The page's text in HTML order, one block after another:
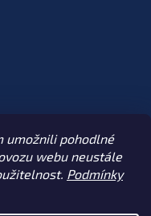
umožnili pohodlné
webu neustále
Podmínky